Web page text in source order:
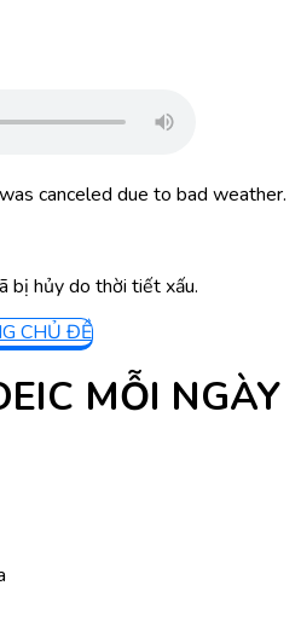
canceled due to bad weather.
bị hủy do thời tiết xấu.
CHỦ ĐỀ
MỖI NGÀY